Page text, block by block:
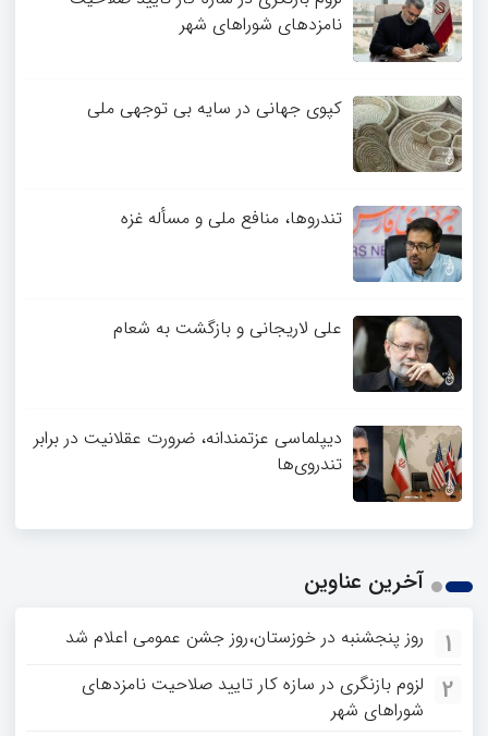
نامزدهای شوراهای شهر
کپوی جهانی در سایه بی توجهی ملی
تندروها، منافع ملی و مسأله غزه
علی لاریجانی و بازگشت به شعام
دیپلماسی عزتمندانه، ضرورت عقلانیت در برابر
تندروی‌ها
آخرین عناوین
1 روز پنجشنبه در خوزستان،روز جشن عمومی اعلام شد
2
لزوم بازنگری در سازه کار تایید صلاحیت نامزدهای
شوراهای شهر